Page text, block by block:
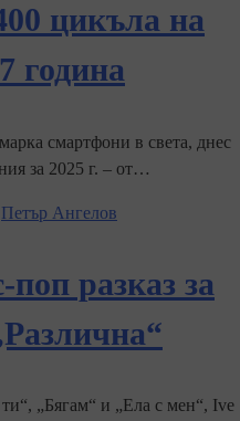
цикъла на
година
смартфони в света, днес
за 2025 г. – от…
Петър Ангелов
разказ за
„Бягам“ и „Ела с мен“, Ive